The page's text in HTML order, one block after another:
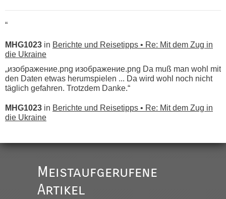
“
MHG1023 in Berichte und Reisetipps • Re: Mit dem Zug in
die Ukraine
„изображение.png изображение.png Da muß man wohl mit
den Daten etwas herumspielen ... Da wird wohl noch nicht
täglich gefahren. Trotzdem Danke.“
MHG1023 in Berichte und Reisetipps • Re: Mit dem Zug in
die Ukraine
Ist korrekt, aber ich finde man hätte trotzdem im Text gleich
darauf hinweisen können.
War aber nicht "böse" gemeint ...
Meistaufgerufene
Artikel